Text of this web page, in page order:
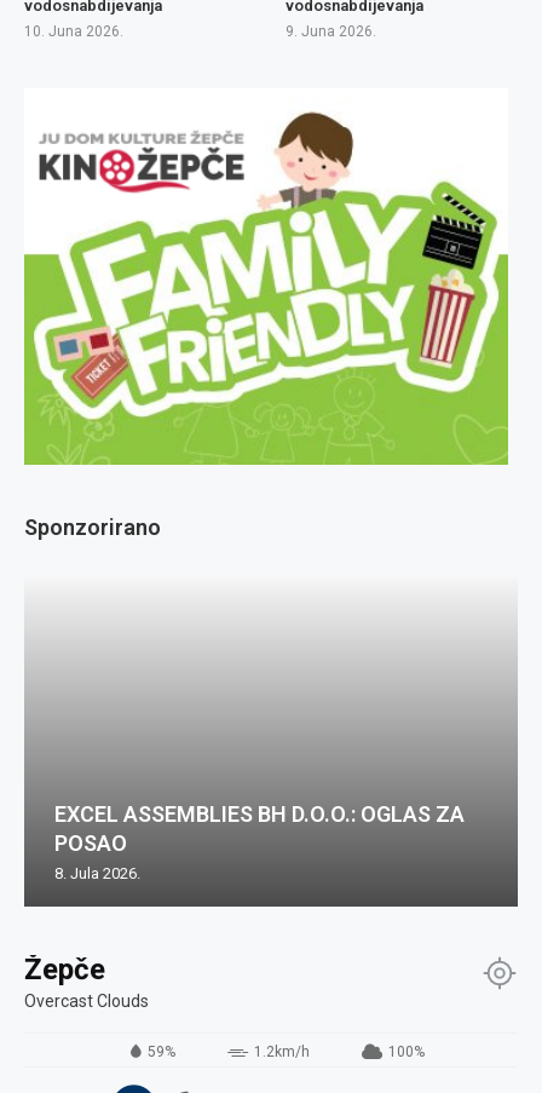
Žepče
Overcast Clouds
59% 1.2km/h 100%
vodosnabdijevanja
10. Juna 2026.
vodosnabdijevanja
9. Juna 2026.
Sponzorirano
EXCEL ASSEMBLIES BH D.O.O.: OGLAS ZA
POSAO
8. Jula 2026.